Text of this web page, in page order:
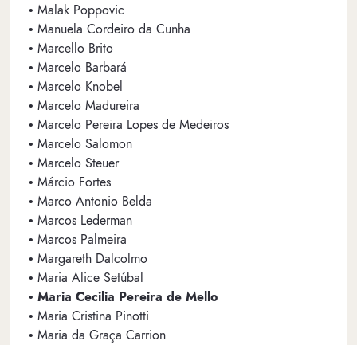
• Malak Poppovic
• Manuela Cordeiro da Cunha
• Marcello Brito
• Marcelo Barbará
• Marcelo Knobel
• Marcelo Madureira
• Marcelo Pereira Lopes de Medeiros
• Marcelo Salomon
• Marcelo Steuer
• Márcio Fortes
• Marco Antonio Belda
• Marcos Lederman
• Marcos Palmeira
• Margareth Dalcolmo
• Maria Alice Setúbal
• Maria Cecilia Pereira de Mello
• Maria Cristina Pinotti
• Maria da Graça Carrion